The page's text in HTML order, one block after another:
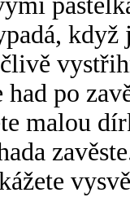
když
had po
malou